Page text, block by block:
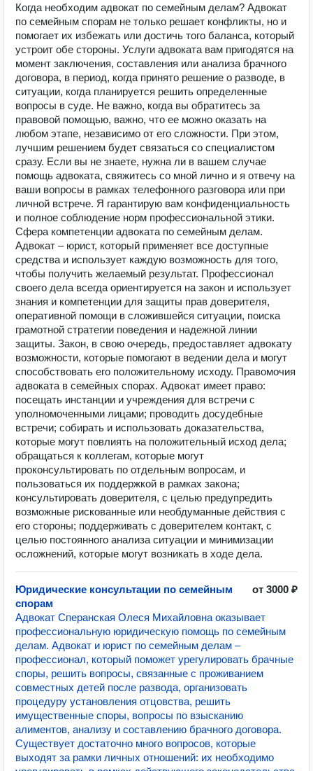
Когда необходим адвокат по семейным делам? Адвокат
по семейным спорам не только решает конфликты, но и
помогает их избежать или достичь того баланса, который
устроит обе стороны. Услуги адвоката вам пригодятся на
момент заключения, составления или анализа брачного
договора, в период, когда принято решение о разводе, в
ситуации, когда планируется решить определенные
вопросы в суде. Не важно, когда вы обратитесь за
правовой помощью, важно, что ее можно оказать на
любом этапе, независимо от его сложности. При этом,
лучшим решением будет связаться со специалистом
сразу. Если вы не знаете, нужна ли в вашем случае
помощь адвоката, свяжитесь со мной лично и я отвечу на
ваши вопросы в рамках телефонного разговора или при
личной встрече. Я гарантирую вам конфиденциальность
и полное соблюдение норм профессиональной этики.
Сфера компетенции адвоката по семейным делам.
Адвокат – юрист, который применяет все доступные
средства и использует каждую возможность для того,
чтобы получить желаемый результат. Профессионал
своего дела всегда ориентируется на закон и использует
знания и компетенции для защиты прав доверителя,
оперативной помощи в сложившейся ситуации, поиска
грамотной стратегии поведения и надежной линии
защиты. Закон, в свою очередь, предоставляет адвокату
возможности, которые помогают в ведении дела и могут
способствовать его положительному исходу. Правомочия
адвоката в семейных спорах. Адвокат имеет право:
посещать инстанции и учреждения для встречи с
уполномоченными лицами; проводить досудебные
встречи; собирать и использовать доказательства,
которые могут повлиять на положительный исход дела;
обращаться к коллегам, которые могут
проконсультировать по отдельным вопросам, и
пользоваться их поддержкой в рамках закона;
консультировать доверителя, с целью предупредить
возможные рискованные или необдуманные действия с
его стороны; поддерживать с доверителем контакт, с
целью постоянного анализа ситуации и минимизации
осложнений, которые могут возникать в ходе дела.
Юридические консультации по семейным
спорам
от 3000 ₽
Адвокат Сперанская Олеся Михайловна оказывает
профессиональную юридическую помощь по семейным
делам. Адвокат и юрист по семейным делам –
профессионал, который поможет урегулировать брачные
споры, решить вопросы, связанные с проживанием
совместных детей после развода, организовать
процедуру установления отцовства, решить
имущественные споры, вопросы по взысканию
алиментов, анализу и составлению брачного договора.
Существует достаточно много вопросов, которые
выходят за рамки личных отношений: их необходимо